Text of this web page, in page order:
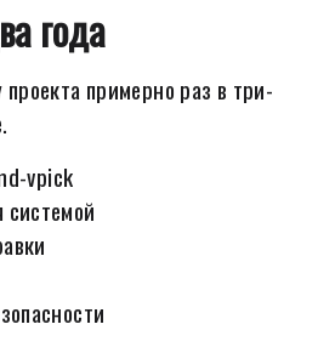
года
примерно раз в три-
vpick